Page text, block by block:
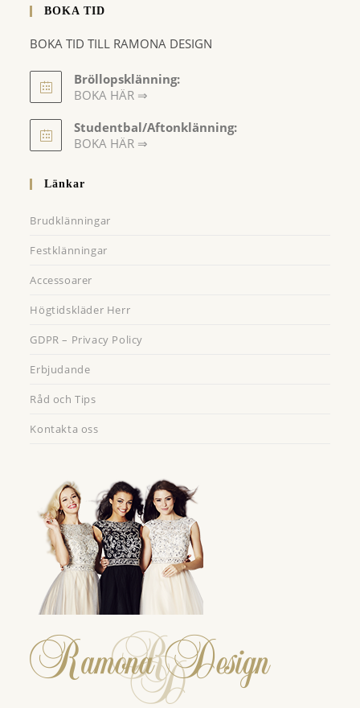
BOKA TID
BOKA TID TILL RAMONA DESIGN
Bröllopsklänning:
BOKA HÄR ⇒
in
a
tab
Studentbal/Aftonklänning:
BOKA HÄR ⇒
Länkar
Brudklänningar
Festklänningar
Accessoarer
Högtidskläder Herr
GDPR – Privacy Policy
Erbjudande
Råd och Tips
Kontakta oss